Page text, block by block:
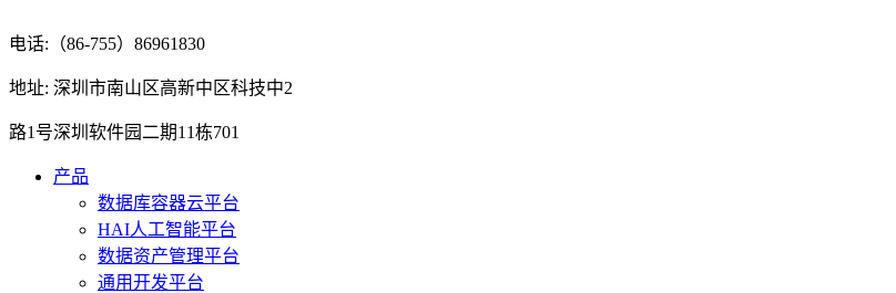
电话:（86-755）86961830
地址: 深圳市南山区高新中区科技中2
路1号深圳软件园二期11栋701
产品
数据库容器云平台
HAI人工智能平台
数据资产管理平台
通用开发平台